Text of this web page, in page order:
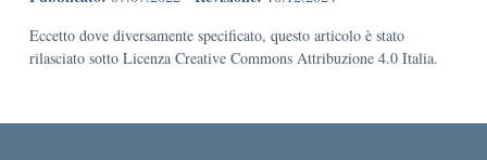
Eccetto dove diversamente specificato, questo articolo è stato
rilasciato sotto Licenza Creative Commons Attribuzione 4.0 Italia.